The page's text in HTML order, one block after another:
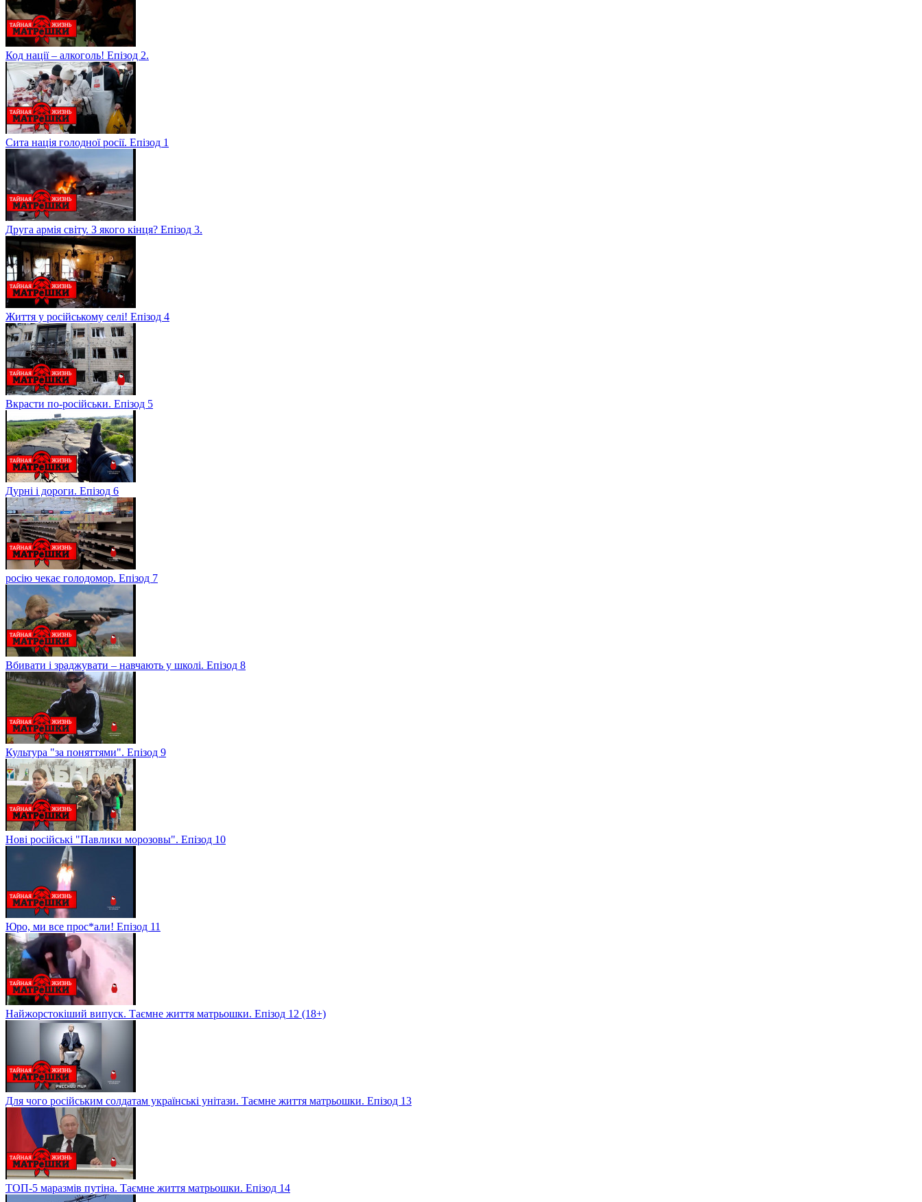
Код нації – алкоголь! Епізод 2.
Сита нація голодної росії. Епізод 1
Друга армія світу. З якого кінця? Епізод 3.
Життя у російському селі! Епізод 4
Вкрасти по-російськи. Епізод 5
Дурні і дороги. Епізод 6
росію чекає голодомор. Епізод 7
Вбивати і зраджувати – навчають у школі. Епізод 8
Культура "за поняттями". Епізод 9
Нові російські "Павлики морозовы". Епізод 10
Юро, ми все прос*али! Епізод 11
Найжорстокіший випуск. Таємне життя матрьошки. Епізод 12 (18+)
Для чого російським солдатам українські унітази. Таємне життя матрьошки. Епізод 13
ТОП-5 маразмів путіна. Таємне життя матрьошки. Епізод 14